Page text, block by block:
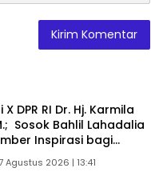
DPR RI Dr. Hj. Karmila
Sosok Bahlil Lahadalia
Inspirasi bagi
Usaha,
Pemangku
Agustus 2026 | 13:41